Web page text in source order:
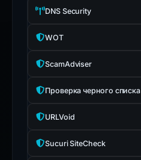
DNS Security
WOT
ScamAdviser
Проверка черного списка
URLVoid
Sucuri SiteCheck